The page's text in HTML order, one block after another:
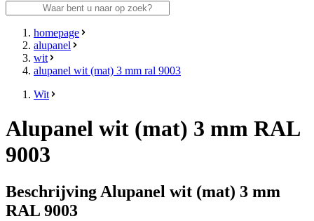
homepage
alupanel
wit
alupanel wit (mat) 3 mm ral 9003
Wit
Alupanel wit (mat) 3 mm RAL
9003
Beschrijving Alupanel wit (mat) 3 mm
RAL 9003